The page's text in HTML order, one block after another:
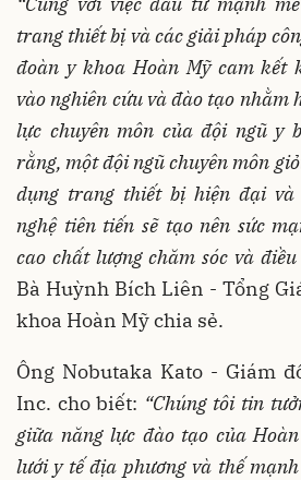
trang thiết bị và các giải pháp
đoàn y khoa Hoàn Mỹ cam kết
vào nghiên cứu và đào tạo nhằm
lực chuyên môn của đội ngũ y
rằng, một đội ngũ chuyên môn
dụng trang thiết bị hiện đại và
nghệ tiên tiến sẽ tạo nên sức
cao chất lượng chăm sóc và
Bà Huỳnh Bích Liên - Tổng
khoa Hoàn Mỹ chia sẻ.
Ông Nobutaka Kato - Giám
Inc. cho biết: “Chúng tôi tin
giữa năng lực đào tạo của
lưới y tế địa phương và thế